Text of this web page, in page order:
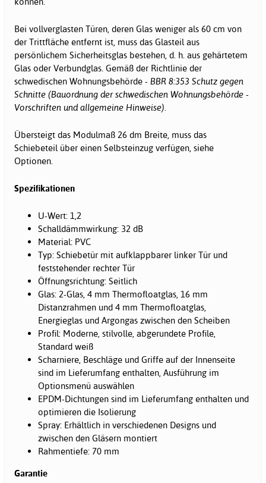
Bei vollverglasten Türen, deren Glas weniger als 60 cm von
der Trittfläche entfernt ist, muss das Glasteil aus
persönlichem Sicherheitsglas bestehen, d. h. aus gehärtetem
Glas oder Verbundglas. Gemäß der Richtlinie der
schwedischen Wohnungsbehörde - BBR 8:353 Schutz gegen
Schnitte (Bauordnung der schwedischen Wohnungsbehörde -
Vorschriften und allgemeine Hinweise).
Übersteigt das Modulmaß 26 dm Breite, muss das
Schiebeteil über einen Selbsteinzug verfügen, siehe
Optionen.
Spezifikationen
U-Wert: 1,2
Schalldämmwirkung: 32 dB
Material: PVC
Typ: Schiebetür mit aufklappbarer linker Tür und
feststehender rechter Tür
Öffnungsrichtung: Seitlich
Glas: 2-Glas, 4 mm Thermofloatglas, 16 mm
Distanzrahmen und 4 mm Thermofloatglas,
Energieglas und Argongas zwischen den Scheiben
Profil: Moderne, stilvolle, abgerundete Profile,
Standard weiß
Scharniere, Beschläge und Griffe auf der Innenseite
sind im Lieferumfang enthalten, Ausführung im
Optionsmenü auswählen
EPDM-Dichtungen sind im Lieferumfang enthalten und
optimieren die Isolierung
Spray: Erhältlich in verschiedenen Designs und
zwischen den Gläsern montiert
Rahmentiefe: 70 mm
Garantie